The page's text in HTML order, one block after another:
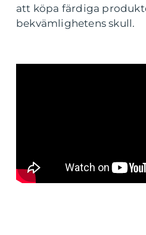
att köpa färdiga
bekvämlighetens skull.